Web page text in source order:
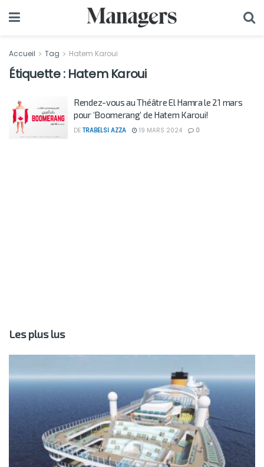
Accueil Tag Hatem Karoui
Étiquette : Hatem Karoui
Rendez-vous au Théâtre El Hamra le 21 mars
pour ‘Boomerang’ de Hatem Karoui!
DE TRABELSI AZZA 19 MARS 2024 0
Les plus lus